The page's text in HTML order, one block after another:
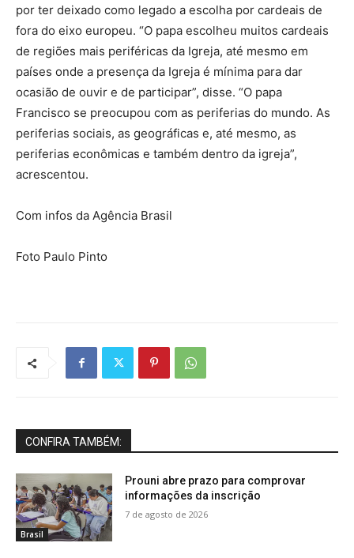
por ter deixado como legado a escolha por cardeais de
fora do eixo europeu. “O papa escolheu muitos cardeais
de regiões mais periféricas da Igreja, até mesmo em
países onde a presença da Igreja é mínima para dar
ocasião de ouvir e de participar”, disse. “O papa
Francisco se preocupou com as periferias do mundo. As
periferias sociais, as geográficas e, até mesmo, as
periferias econômicas e também dentro da igreja”,
acrescentou.
Com infos da Agência Brasil
Foto Paulo Pinto
CONFIRA TAMBÉM:
Brasil
Prouni abre prazo para comprovar
informações da inscrição
7 de agosto de 2026